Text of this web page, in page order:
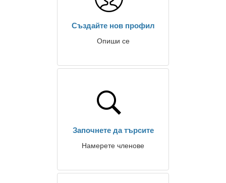
Създайте нов профил
Опиши се
Започнете да търсите
Намерете членове